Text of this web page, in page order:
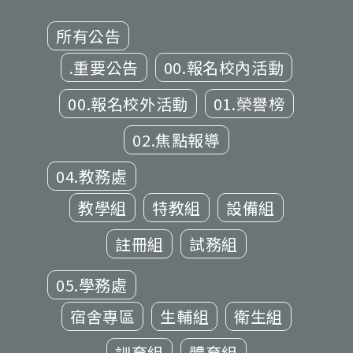
所有公告
.重要公告
00.報名校內活動
00.報名校外活動
01.榮譽榜
02.焦點報導
04.教務處
教學組
特教組
設備組
註冊組
試務組
05.學務處
宿舍專區
生輔組
衛生組